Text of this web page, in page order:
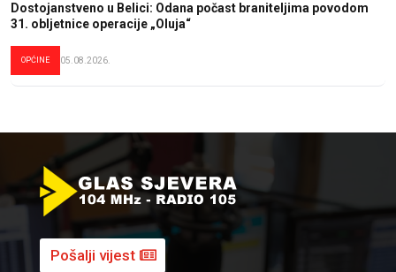
Dostojanstveno u Belici: Odana počast braniteljima povodom
31. obljetnice operacije „Oluja“
OPĆINE 05.08.2026.
Pošalji vijest